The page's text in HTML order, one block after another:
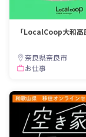
「LocalCoop大和高
奈良県奈良市
お仕事